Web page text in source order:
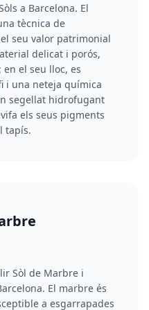
a Barcelona. El
tècnica de
seu valor patrimonial
delicat i porós,
el seu lloc, es
i una neteja química
segellat hidrofugant
els seus pigments
tapís.
Sòl de Marbre i
El marbre és
a esgarrapades